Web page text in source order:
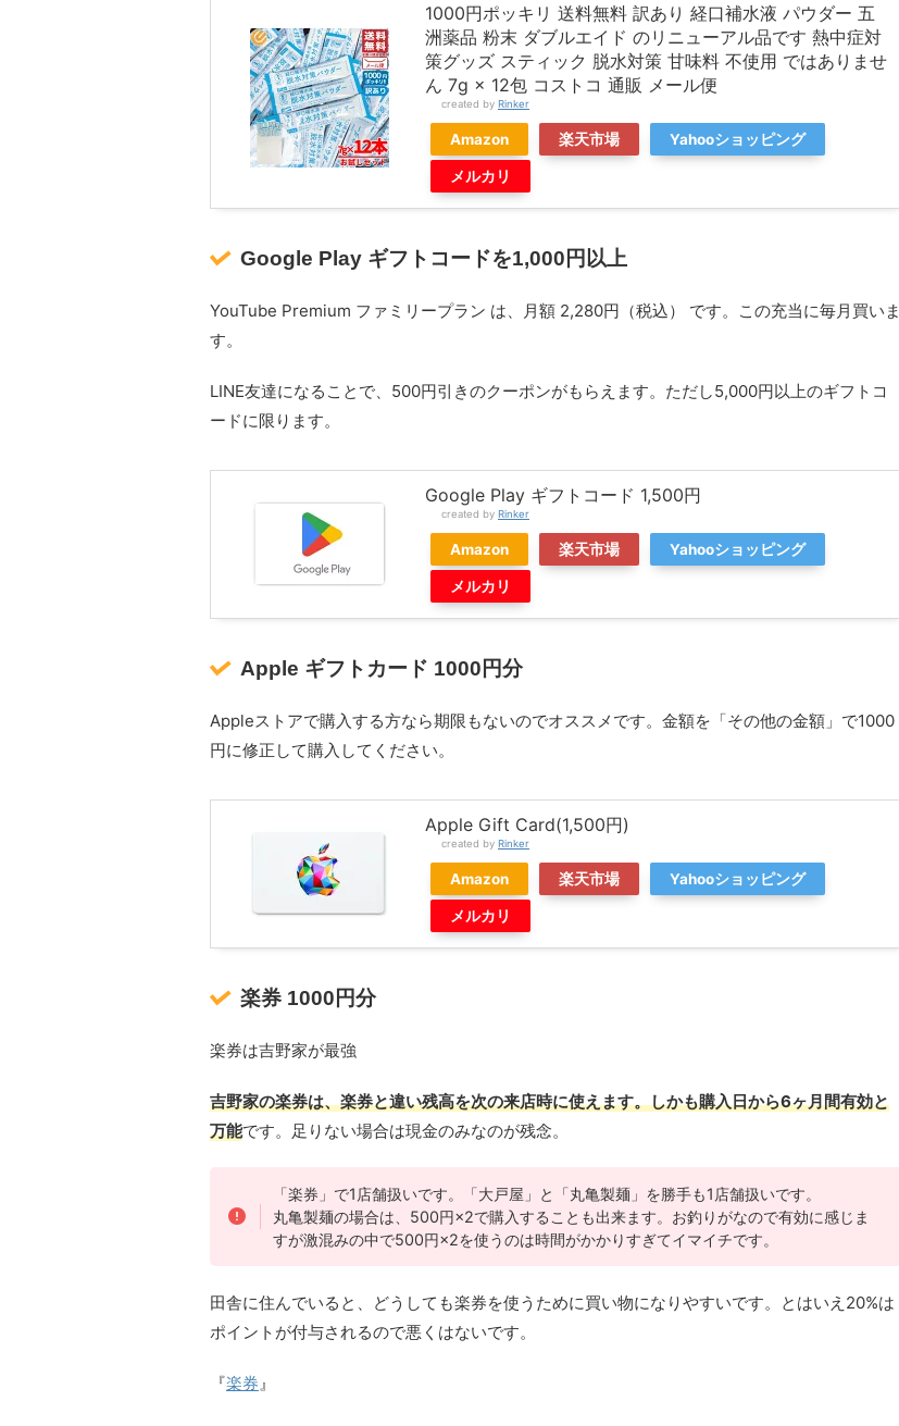
1000円ポッキリ 送料無料 訳あり 経口補水液 パウダー 五
洲薬品 粉末 ダブルエイド のリニューアル品です 熱中症対
策グッズ スティック 脱水対策 甘味料 不使用 ではありませ
ん 7g × 12包 コストコ 通販 メール便
created by Rinker
Amazon 楽天市場 Yahooショッピング
メルカリ
Google Play ギフトコードを1,000円以上
YouTube Premium ファミリープラン は、月額 2,280円（税込） です。この充当に毎月買いま
す。
LINE友達になることで、500円引きのクーポンがもらえます。ただし5,000円以上のギフトコ
ードに限ります。
Google Play ギフトコード 1,500円
created by Rinker
Amazon 楽天市場 Yahooショッピング
メルカリ
Apple ギフトカード 1000円分
Appleストアで購入する方なら期限もないのでオススメです。金額を「その他の金額」で1000
円に修正して購入してください。
Apple Gift Card(1,500円)
created by Rinker
Amazon 楽天市場 Yahooショッピング
メルカリ
楽券 1000円分
楽券は吉野家が最強
吉野家の楽券は、楽券と違い残高を次の来店時に使えます。しかも購入日から6ヶ月間有効と
万能です。足りない場合は現金のみなのが残念。
「楽券」で1店舗扱いです。「大戸屋」と「丸亀製麺」を勝手も1店舗扱いです。
丸亀製麺の場合は、500円×2で購入することも出来ます。お釣りがなので有効に感じま
すが激混みの中で500円×2を使うのは時間がかかりすぎてイマイチです。
田舎に住んでいると、どうしても楽券を使うために買い物になりやすいです。とはいえ20%は
ポイントが付与されるので悪くはないです。
『楽券』